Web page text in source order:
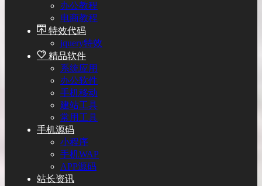
办公教程
电商教程
特效代码
jquery特效
精品软件
系统应用
办公软件
手机移动
建站工具
常用工具
手机源码
小程序
手机WAP
APP源码
站长资讯